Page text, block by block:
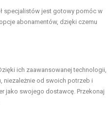
specjalistów jest gotowy pomóc w
abonamentów, dzięki czemu
ich zaawansowanej technologii,
niezależnie od swoich potrzeb i
jako swojego dostawcę. Przekonaj